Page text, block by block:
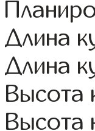
Длина
Длина
Высота
Высота